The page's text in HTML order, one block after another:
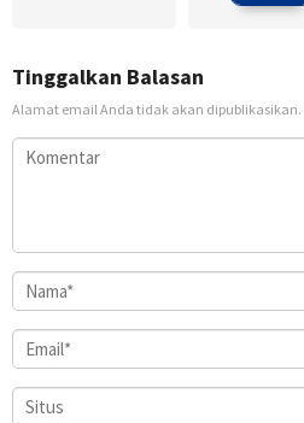
Tinggalkan Balasan
Alamat email Anda tidak akan dipublikasikan.